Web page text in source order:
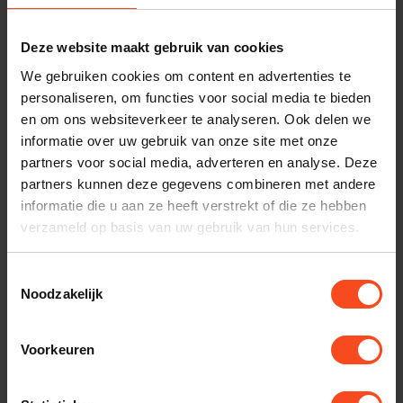
Deze website maakt gebruik van cookies
We gebruiken cookies om content en advertenties te
personaliseren, om functies voor social media te bieden
en om ons websiteverkeer te analyseren. Ook delen we
informatie over uw gebruik van onze site met onze
partners voor social media, adverteren en analyse. Deze
partners kunnen deze gegevens combineren met andere
informatie die u aan ze heeft verstrekt of die ze hebben
verzameld op basis van uw gebruik van hun services.
Noodzakelijk
Voorkeuren
nodig bij je bestelling? Neem contact op met onze
klantenservice.
Interesse in product
Maak een luisterafspraak
Productomschrijving
Reviews
Specificaties